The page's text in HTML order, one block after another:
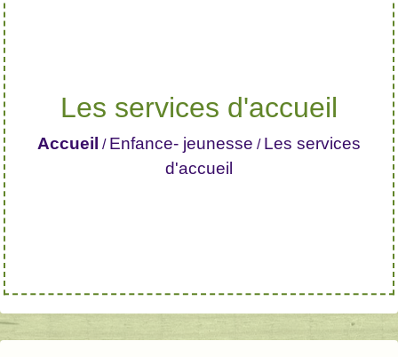
Les services d'accueil
Accueil / Enfance- jeunesse / Les services
d'accueil